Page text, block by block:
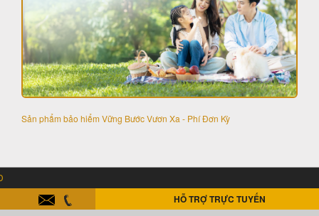
Sản phẩm bảo hiểm Vững Bước Vươn Xa - Phí Đơn Kỳ
HỖ TRỢ TRỰC TUYẾN